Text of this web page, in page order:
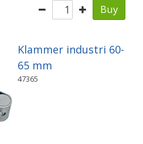
Buy
Klammer industri 60-
65 mm
47365